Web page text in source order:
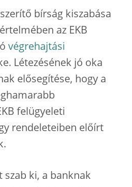
bírság kiszabása
az EKB
végrehajtási
Létezésének jó oka
elősegítése, hogy a
felügyeleti
rendeleteiben előírt
szab ki, a banknak